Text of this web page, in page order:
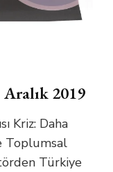
2019
Kriz: Daha
Toplumsal
Türkiye